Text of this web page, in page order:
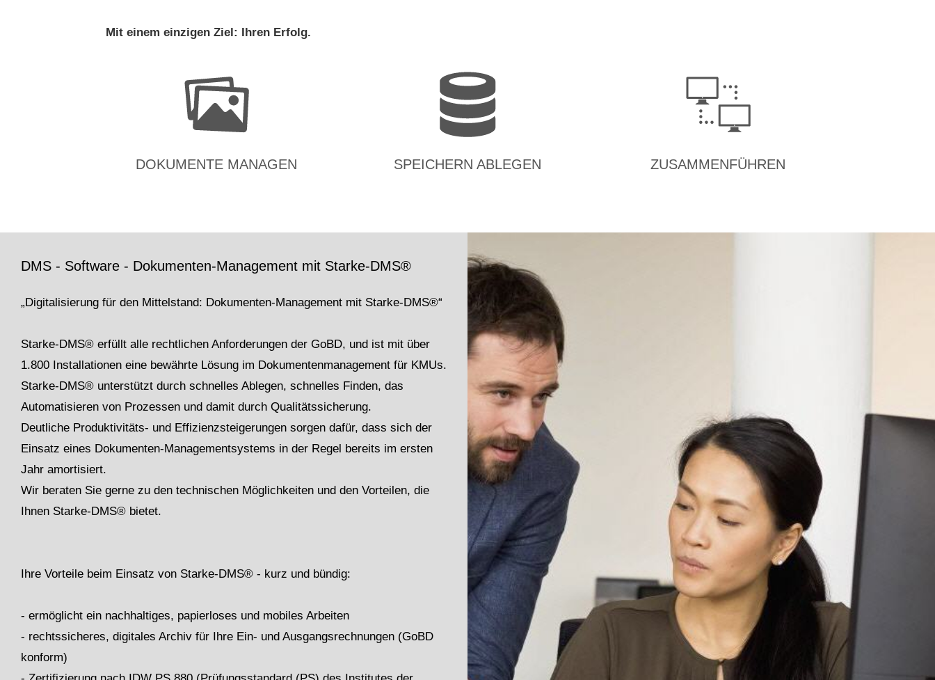
Mit einem einzigen Ziel: Ihren Erfolg.
DOKUMENTE MANAGEN SPEICHERN ABLEGEN ZUSAMMENFÜHREN
DMS - Software - Dokumenten-Management mit Starke-DMS®
„Digitalisierung für den Mittelstand: Dokumenten-Management mit Starke-DMS®“
Starke-DMS® erfüllt alle rechtlichen Anforderungen der GoBD, und ist mit über
1.800 Installationen eine bewährte Lösung im Dokumentenmanagement für KMUs.
Starke-DMS® unterstützt durch schnelles Ablegen, schnelles Finden, das
Automatisieren von Prozessen und damit durch Qualitätssicherung.
Deutliche Produktivitäts- und Effizienzsteigerungen sorgen dafür, dass sich der
Einsatz eines Dokumenten-Managementsystems in der Regel bereits im ersten
Jahr amortisiert.
Wir beraten Sie gerne zu den technischen Möglichkeiten und den Vorteilen, die
Ihnen Starke-DMS® bietet.
Ihre Vorteile beim Einsatz von Starke-DMS® - kurz und bündig:
- ermöglicht ein nachhaltiges, papierloses und mobiles Arbeiten
- rechtssicheres, digitales Archiv für Ihre Ein- und Ausgangsrechnungen (GoBD
konform)